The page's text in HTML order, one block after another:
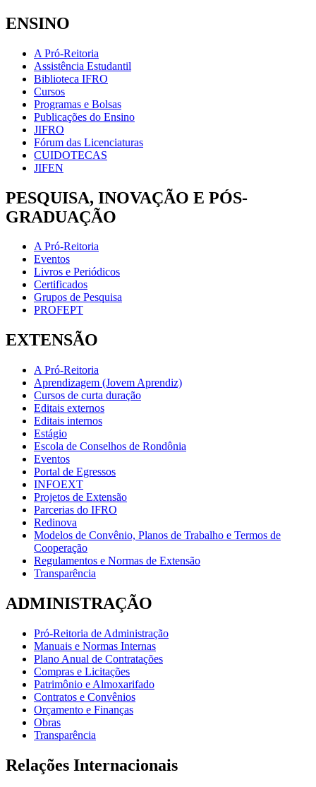
ENSINO
A Pró-Reitoria
Assistência Estudantil
Biblioteca IFRO
Cursos
Programas e Bolsas
Publicações do Ensino
JIFRO
Fórum das Licenciaturas
CUIDOTECAS
JIFEN
PESQUISA, INOVAÇÃO E PÓS-
GRADUAÇÃO
A Pró-Reitoria
Eventos
Livros e Periódicos
Certificados
Grupos de Pesquisa
PROFEPT
EXTENSÃO
A Pró-Reitoria
Aprendizagem (Jovem Aprendiz)
Cursos de curta duração
Editais externos
Editais internos
Estágio
Escola de Conselhos de Rondônia
Eventos
Portal de Egressos
INFOEXT
Projetos de Extensão
Parcerias do IFRO
Redinova
Modelos de Convênio, Planos de Trabalho e Termos de
Cooperação
Regulamentos e Normas de Extensão
Transparência
ADMINISTRAÇÃO
Pró-Reitoria de Administração
Manuais e Normas Internas
Plano Anual de Contratações
Compras e Licitações
Patrimônio e Almoxarifado
Contratos e Convênios
Orçamento e Finanças
Obras
Transparência
Relações Internacionais